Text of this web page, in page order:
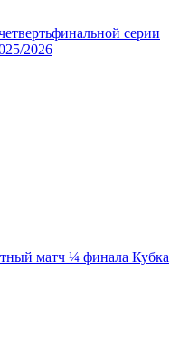
серии
2026
матч ¼ финала Кубка